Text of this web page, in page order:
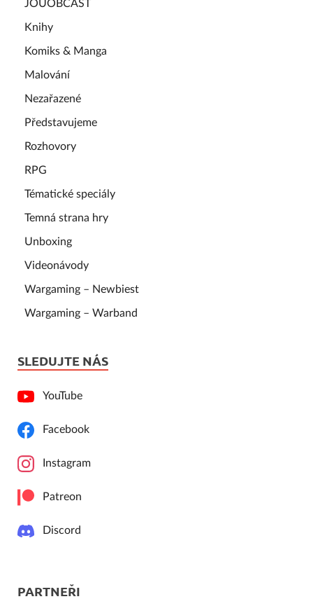
JOUOBCAST
Knihy
Komiks & Manga
Malování
Nezařazené
Představujeme
Rozhovory
RPG
Tématické speciály
Temná strana hry
Unboxing
Videonávody
Wargaming – Newbiest
Wargaming – Warband
SLEDUJTE NÁS
YouTube
Facebook
Instagram
Patreon
Discord
PARTNEŘI